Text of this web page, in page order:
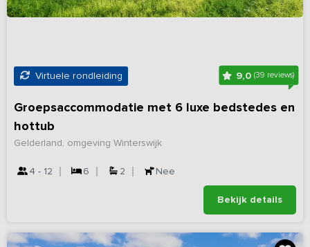
Virtuele rondleiding 9,0 (39 reviews)
Groepsaccommodatie met 6 luxe bedstedes en
hottub
Gelderland, omgeving Winterswijk
4 - 12 6 2 Nee
Bekijk details